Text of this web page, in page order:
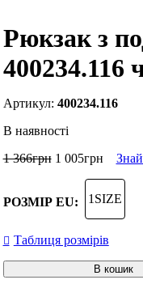
Рюкзак з
400234.116
400234.116
В наявності
1 366грн 1 005грн
РОЗМІР EU: 1SIZE
Таблиця розмірів
В кошик